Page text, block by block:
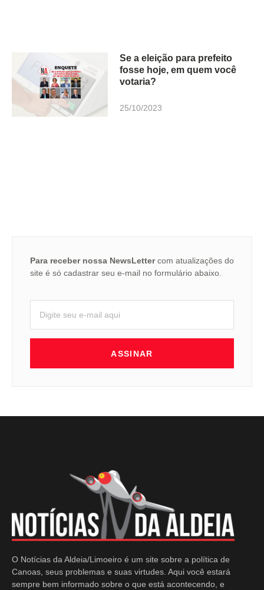
Se a eleição para prefeito
fosse hoje, em quem você
votaria?
25/10/2023
Para receber nossa NewsLettercom atualizações do
site é só cadastrar seu e-mail no formulário abaixo.
ASSINAR
O Notícias da Aldeia/Limoeiro é um site sobre a política de
Canoas, seus problemas e suas virtudes. Aqui você estará
sempre bem informado sobre o que está acontecendo, e